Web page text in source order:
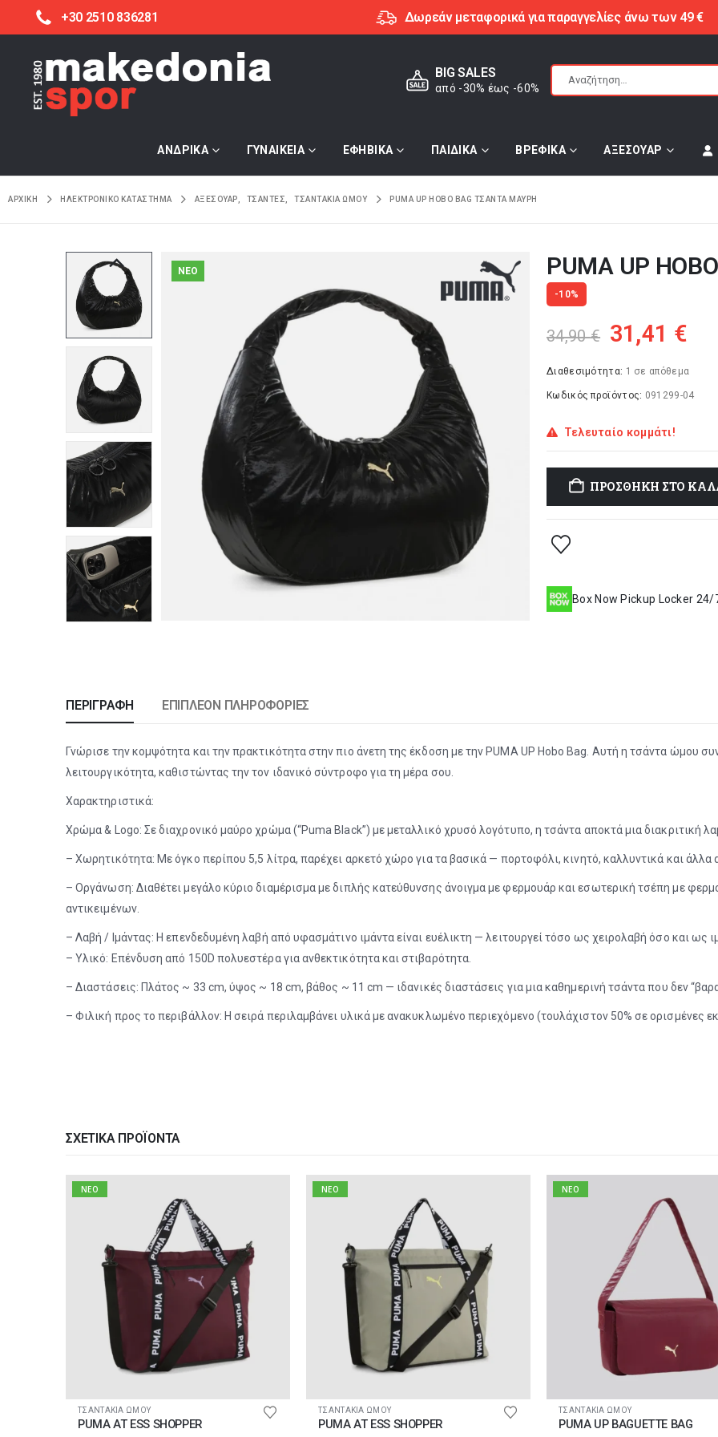
+30 2510 836281 Δωρεάν μεταφορικά για παραγγελίες άνω των 49 €
BIG SALES
από -30% έως -60%
ΑΝΔΡΙΚΑ ΓΥΝΑΙΚΕΙΑ ΕΦΗΒΙΚΑ ΠΑΙΔΙΚΑ ΒΡΕΦΙΚΑ ΑΞΕΣΟΥΑΡ
ΑΡΧΙΚΉ ΗΛΕΚΤΡΟΝΙΚΌ ΚΑΤΆΣΤΗΜΑ ΑΞΕΣΟΥΑΡ ΤΣΑΝΤΕΣ ΤΣΑΝΤΑΚΙΑ ΩΜΟΥ PUMA UP HOBO BAG ΤΣΆΝΤΑ ΜΑΎΡΗ
NEO PUMA UP
-10%
34,90€ Original
price
was:
34,90 €.
31,41 €Η
Διαθεσιμότητα: 1 σε απόθεμα
Κωδικός προϊόντος: 091299-04
Τελευταίο κομμάτι!
ΠΡΟΣΘΉΚΗ ΣΤΟ
Box Now Pickup Locker 24/
ΠΕΡΙΓΡΑΦΉ ΕΠΙΠΛΈΟΝ ΠΛΗΡΟΦΟΡΊΕΣ
Γνώρισε την κομψότητα και την πρακτικότητα στην πιο άνετη της έκδοση με την PUMA UP Hobo Bag. Αυτή η τσάντα ώμου
λειτουργικότητα, καθιστώντας την τον ιδανικό σύντροφο για τη μέρα σου.
Χαρακτηριστικά:
Χρώμα & Logo: Σε διαχρονικό μαύρο χρώμα (“Puma Black”) με μεταλλικό χρυσό λογότυπο, η τσάντα αποκτά μια διακριτική
– Χωρητικότητα: Με όγκο περίπου 5,5 λίτρα, παρέχει αρκετό χώρο για τα βασικά — πορτοφόλι, κινητό, καλλυντικά και άλλα
– Οργάνωση: Διαθέτει μεγάλο κύριο διαμέρισμα με διπλής κατεύθυνσης άνοιγμα με φερμουάρ και εσωτερική τσέπη με
αντικειμένων.
– Λαβή / Ιμάντας: Η επενδεδυμένη λαβή από υφασμάτινο ιμάντα είναι ευέλικτη — λειτουργεί τόσο ως χειρολαβή όσο και ως
– Υλικό: Επένδυση από 150D πολυεστέρα για ανθεκτικότητα και στιβαρότητα.
– Διαστάσεις: Πλάτος ~ 33 cm, ύψος ~ 18 cm, βάθος ~ 11 cm — ιδανικές διαστάσεις για μια καθημερινή τσάντα που δεν
– Φιλική προς το περιβάλλον: Η σειρά περιλαμβάνει υλικά με ανακυκλωμένο περιεχόμενο (τουλάχιστον 50% σε ορισμένες
ΣΧΕΤΙΚΆ ΠΡΟΪΌΝΤΑ
NEO
ΤΣΑΝΤΑΚΙΑ ΩΜΟΥ
PUMA AT ESS SHOPPER
NEO
ΤΣΑΝΤΑΚΙΑ ΩΜΟΥ
PUMA AT ESS SHOPPER
NEO
ΤΣΑΝΤΑΚΙΑ ΩΜΟΥ
PUMA UP BAGUETTE BAG